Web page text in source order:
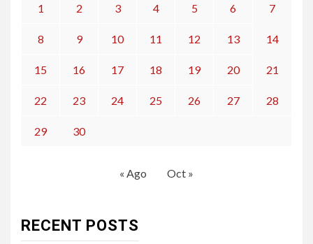
1 2 3 4 5 6 7
8 9 10 11 12 13 14
15 16 17 18 19 20 21
22 23 24 25 26 27 28
29 30
« Ago Oct »
RECENT POSTS